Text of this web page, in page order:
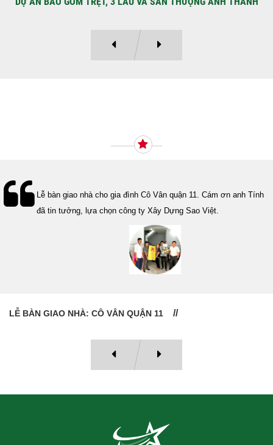
Lễ bàn giao nhà cho gia đình Cô Vân quận 11. Cám ơn anh Tính
đã tin tưởng, lựa chọn công ty Xây Dựng Sao Việt.
LỄ BÀN GIAO NHÀ: CÔ VÂN QUẬN 11